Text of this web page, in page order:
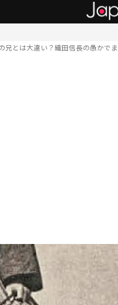
兄とは大違い？織田信長の愚かで